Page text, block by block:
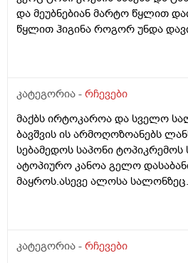
და მეუბნებიან მარტო წყლით
წყლით ჰიგინა როგორ უნდა
კატეგორია - რჩევები
მაქბს ირტოკაროა და სველო
ბავშვის ის არმოღოზოანებს
სებამედოს საპონი ტოპიკრემოს
ატოპიურო კანოა გელო
მაყროს.ასევე ალოსა სალონზეც.
კატეგორია - რჩევები